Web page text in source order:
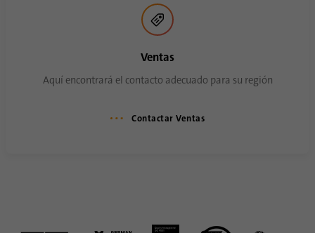
Ventas
Aquí encontrará el contacto adecuado para su región
Contactar Ventas